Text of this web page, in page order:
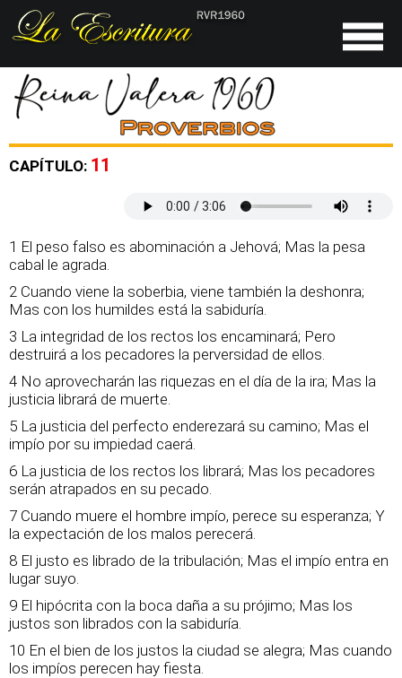
CAPÍTULO: 11
1 El peso falso es abominación a Jehová; Mas la pesa
cabal le agrada.
2 Cuando viene la soberbia, viene también la deshonra;
Mas con los humildes está la sabiduría.
3 La integridad de los rectos los encaminará; Pero
destruirá a los pecadores la perversidad de ellos.
4 No aprovecharán las riquezas en el día de la ira; Mas la
justicia librará de muerte.
5 La justicia del perfecto enderezará su camino; Mas el
impío por su impiedad caerá.
6 La justicia de los rectos los librará; Mas los pecadores
serán atrapados en su pecado.
7 Cuando muere el hombre impío, perece su esperanza; Y
la expectación de los malos perecerá.
8 El justo es librado de la tribulación; Mas el impío entra en
lugar suyo.
9 El hipócrita con la boca daña a su prójimo; Mas los
justos son librados con la sabiduría.
10 En el bien de los justos la ciudad se alegra; Mas cuando
los impíos perecen hay fiesta.